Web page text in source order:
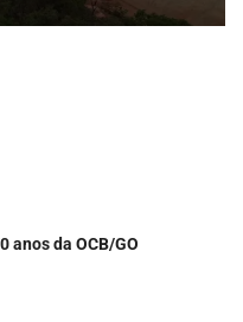
anos da OCB/GO